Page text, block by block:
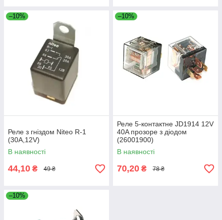
–10%
Реле з гніздом Niteo R-1
(30A,12V)
В наявності
44,10 ₴ 49 ₴
–10%
Реле 5-контактне JD1914 12V
40A прозоре з діодом
(26001900)
В наявності
70,20 ₴ 78 ₴
–10%